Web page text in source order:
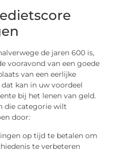
de jaren 600 is,
vooravond van een goede
van een eerlijke
kan in uw voordeel
bij het lenen van geld.
die categorie wilt
door:
op tijd te betalen om
te verbeteren